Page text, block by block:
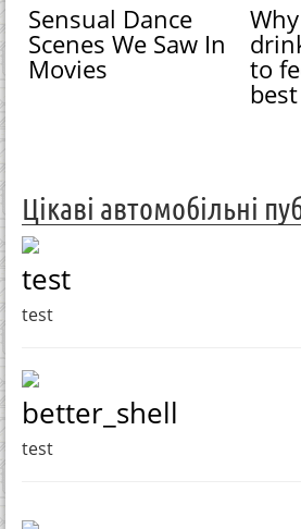
Sensual Dance
Scenes We Saw In
Movies to
Цікаві автомобільні
test
test
better_shell
test